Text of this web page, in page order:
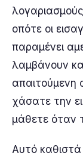
οπότε οι
παραμένει
λαμβάνουν
απαιτούμενη
χάσατε την
μάθετε όταν
Αυτό